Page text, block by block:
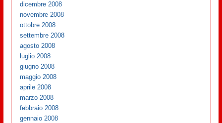
dicembre 2008
novembre 2008
ottobre 2008
settembre 2008
agosto 2008
luglio 2008
giugno 2008
maggio 2008
aprile 2008
marzo 2008
febbraio 2008
gennaio 2008